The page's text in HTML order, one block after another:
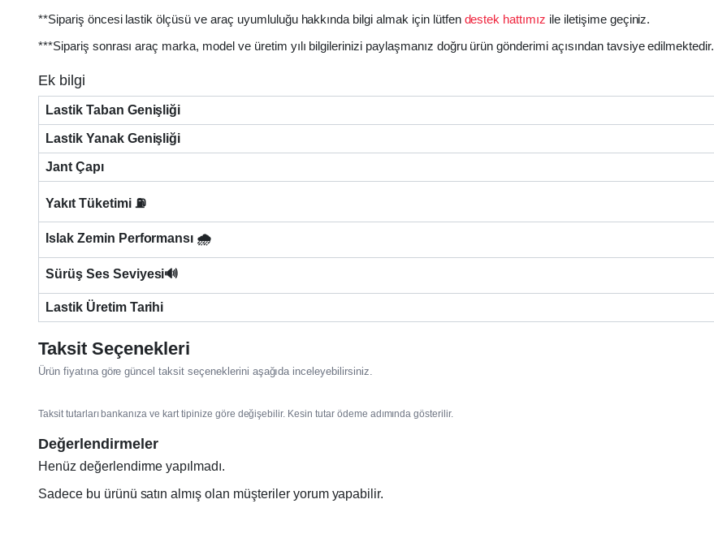
**Sipariş öncesi lastik ölçüsü ve araç uyumluluğu hakkında bilgi almak için lütfen destek hattımız ile iletişime geçiniz.
***Sipariş sonrası araç marka, model ve üretim yılı bilgilerinizi paylaşmanız doğru ürün gönderimi açısından tavsiye edilmektedir.
Ek bilgi
Lastik Taban Genişliği
Lastik Yanak Genişliği
Jant Çapı
Yakıt Tüketimi ⛽
Islak Zemin Performansı 🌧️
Sürüş Ses Seviyesi🔊
Lastik Üretim Tarihi
Taksit Seçenekleri
Ürün fiyatına göre güncel taksit seçeneklerini aşağıda inceleyebilirsiniz.
Taksit tutarları bankanıza ve kart tipinize göre değişebilir. Kesin tutar ödeme adımında gösterilir.
Değerlendirmeler
Henüz değerlendirme yapılmadı.
Sadece bu ürünü satın almış olan müşteriler yorum yapabilir.